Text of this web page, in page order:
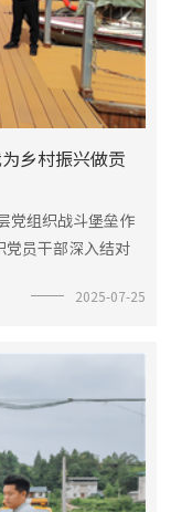
乡村振兴做贡
党组织战斗堡垒作
党员干部深入结对
式，为帮扶村发展
2025-07-25